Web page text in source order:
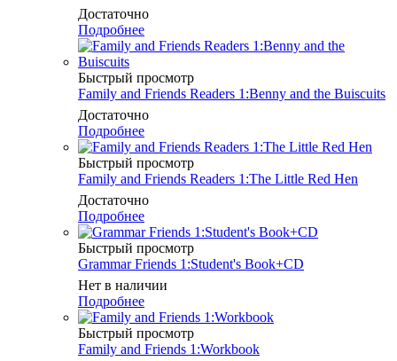
Достаточно
Подробнее
Быстрый просмотр
Family and Friends Readers 1:Benny and the Buiscuits
Достаточно
Подробнее
Быстрый просмотр
Family and Friends Readers 1:The Little Red Hen
Достаточно
Подробнее
Быстрый просмотр
Grammar Friends 1:Student's Book+CD
Нет в наличии
Подробнее
Быстрый просмотр
Family and Friends 1:Workbook